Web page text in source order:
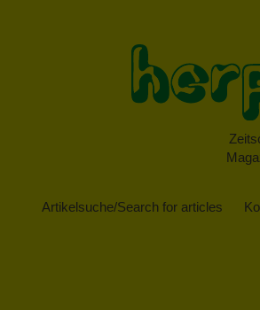
Artikelsuche/Search for articles